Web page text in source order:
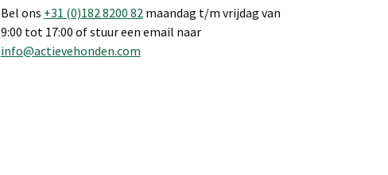
Bel ons +31 (0)182 8200 82maandag t/m vrijdag van
9:00 tot 17:00 of stuur een email naar
info@actievehonden.com